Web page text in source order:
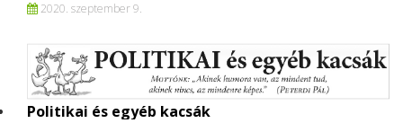
2020. szeptember 9.
Politikai és egyéb kacsák